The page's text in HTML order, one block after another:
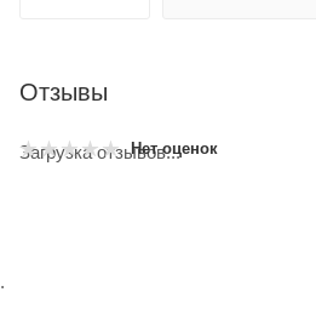
Отзывы
Нет оценок
Загрузка отзывов...
.